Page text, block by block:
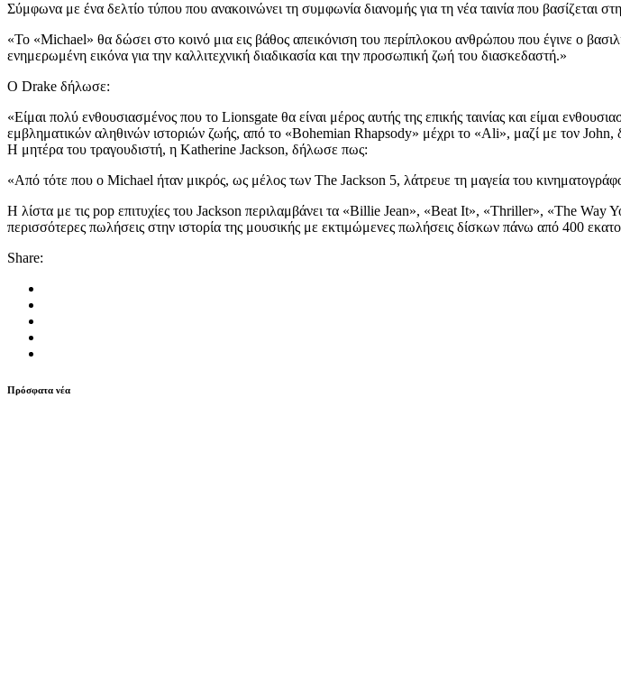
Σύμφωνα με ένα δελτίο τύπου που ανακοινώνει τη συμφωνία διανομής για τη νέα ταινία που βασίζεται
«Το «Michael» θα δώσει στο κοινό μια εις βάθος απεικόνιση του περίπλοκου ανθρώπου που έγινε ο
ενημερωμένη εικόνα για την καλλιτεχνική διαδικασία και την προσωπική ζωή του διασκεδαστή.»
Ο Drake δήλωσε:
«Είμαι πολύ ενθουσιασμένος που το Lionsgate θα είναι μέρος αυτής της επικής ταινίας και είμαι
εμβληματικών αληθινών ιστοριών ζωής, από το «Bohemian Rhapsody» μέχρι το «Ali», μαζί με τον John,
Η μητέρα του τραγουδιστή, η Katherine Jackson, δήλωσε πως:
«Από τότε που ο Michael ήταν μικρός, ως μέλος των The Jackson 5, λάτρευε τη μαγεία του
Η λίστα με τις pop επιτυχίες του Jackson περιλαμβάνει τα «Billie Jean», «Beat It», «Thriller», «The
περισσότερες πωλήσεις στην ιστορία της μουσικής με εκτιμώμενες πωλήσεις δίσκων πάνω από 400
Share:
Πρόσφατα νέα